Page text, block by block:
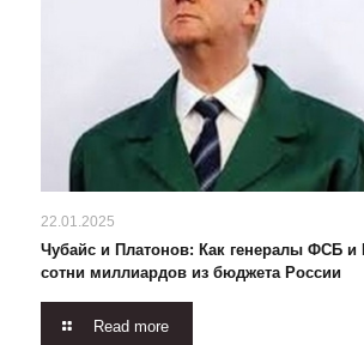
22.01.2025
Чубайс и Платонов: Как генералы ФСБ и
сотни миллиардов из бюджета России
Read more